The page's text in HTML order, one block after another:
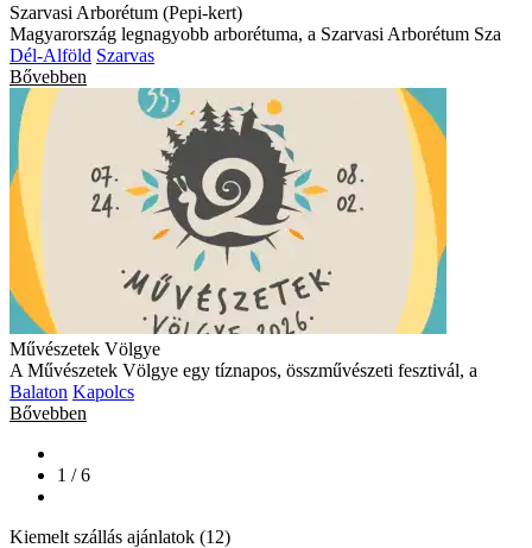
Szarvasi Arborétum (Pepi-kert)
Magyarország legnagyobb arborétuma, a Szarvasi Arborétum Sza
Dél-Alföld Szarvas
Bővebben
Művészetek Völgye
A Művészetek Völgye egy tíznapos, összművészeti fesztivál, a
Balaton Kapolcs
Bővebben
1 / 6
Kiemelt szállás ajánlatok (12)